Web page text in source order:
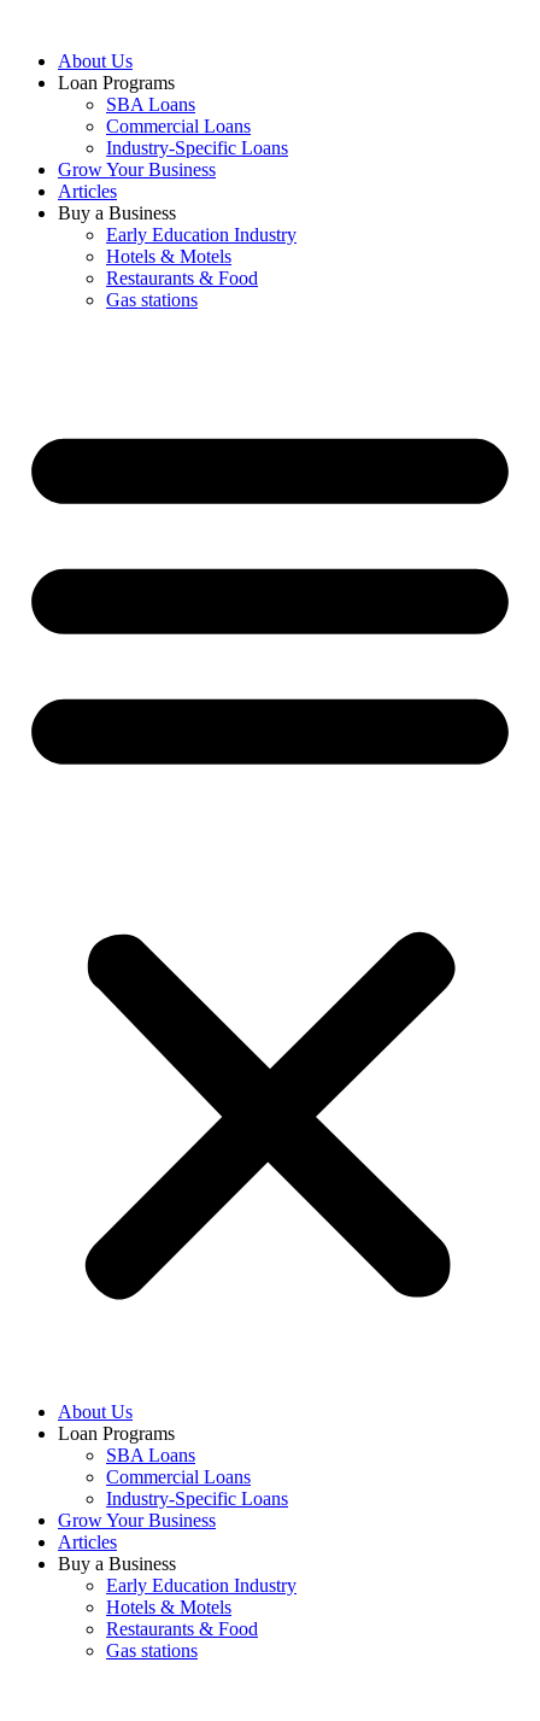
About Us
Loan Programs
SBA Loans
Commercial Loans
Industry-Specific Loans
Grow Your Business
Articles
Buy a Business
Early Education Industry
Hotels & Motels
Restaurants & Food
Gas stations
About Us
Loan Programs
SBA Loans
Commercial Loans
Industry-Specific Loans
Grow Your Business
Articles
Buy a Business
Early Education Industry
Hotels & Motels
Restaurants & Food
Gas stations